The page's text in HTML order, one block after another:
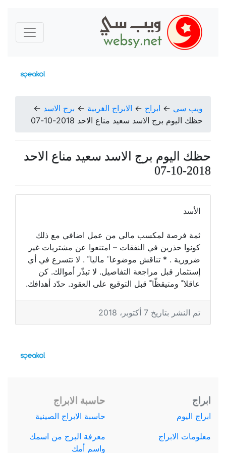
ويب سي ← ابراج ← الابراج الغربية ← برج الاسد ←
حظك اليوم برج الاسد سعيد مناع الاحد 2018-10-07
حظك اليوم برج الاسد سعيد مناع الاحد
2018-10-07
الأسد
ثمة فرصة لمكسب مالي من عمل اضافي مع ذلك
كونوا حذرين في النفقات – امتنعوا عن مشتريات غير
ضرورية . * تناقش موضوعا ً ماليا ً . لا تتسرع في أي
إستثمار قبل مراجعة التفاصيل. لا تبذّر أموالك. كن
عاقلا ً ومتيقظّا ً قبل التوقيع على العقود. حدّد أهدافك.
تم النشر بتاريخ 7 أكتوبر، 2018
ابراج
ابراج اليوم
معلومات الابراج
حاسبة الابراج
حاسبة الابراج الصينية
معرفة البرج من اسمك
واسم أمك